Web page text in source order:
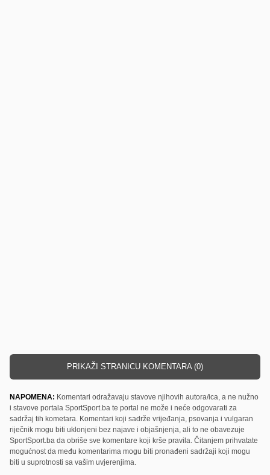
PRIKAŽI STRANICU KOMENTARA (0)
NAPOMENA: Komentari odražavaju stavove njihovih autora/ica, a ne nužno
i stavove portala SportSport.ba te portal ne može i neće odgovarati za
sadržaj tih kometara. Komentari koji sadrže vrijeđanja, psovanja i vulgaran
riječnik mogu biti uklonjeni bez najave i objašnjenja, ali to ne obavezuje
SportSport.ba da obriše sve komentare koji krše pravila. Čitanjem prihvatate
mogućnost da među komentarima mogu biti pronađeni sadržaji koji mogu
biti u suprotnosti sa vašim uvjerenjima.